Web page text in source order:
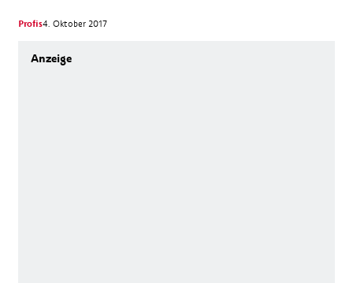
Profis4. Oktober 2017